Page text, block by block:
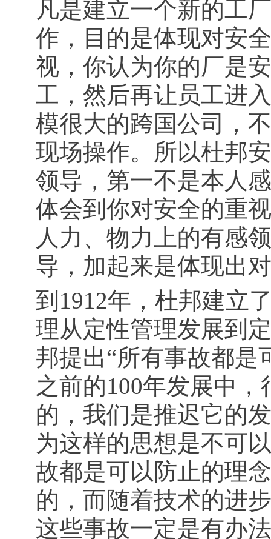
凡是建立一个新的工
作，目的是体现对安
视，你认为你的厂是
工，然后再让员工进
模很大的跨国公司，
现场操作。所以杜邦
领导，第一不是本人
体会到你对安全的重
人力、物力上的有感
导，加起来是体现出
到1912年，杜邦建立
理从定性管理发展到
邦提出“所有事故都是
之前的100年发展中
的，我们是推迟它的
为这样的思想是不可
故都是可以防止的理
的，而随着技术的进
这些事故一定是有办